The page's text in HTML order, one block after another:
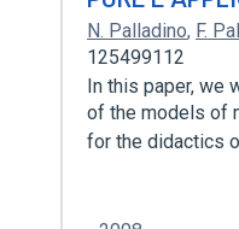
N. Palladino, F.
125499112
In this paper, we
of the models of
for the didactics